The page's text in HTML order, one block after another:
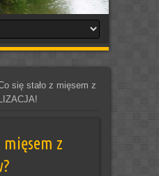
się stało z mięsem z
mięsem z